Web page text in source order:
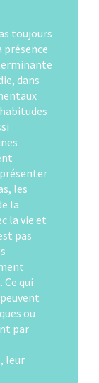
toujours
présence
dans
les
la
la vie et
pas
qui
ou
par
leur